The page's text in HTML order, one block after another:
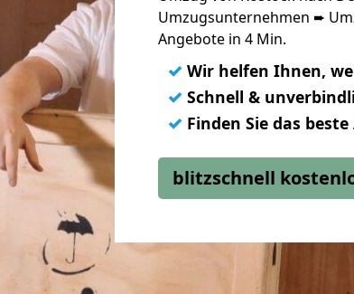
Umzugsunternehmen ➨
Angebote in 4 Min.
✓ Wir helfen Ihnen,
✓ Schnell &
✓ Finden Sie das
blitzschnell